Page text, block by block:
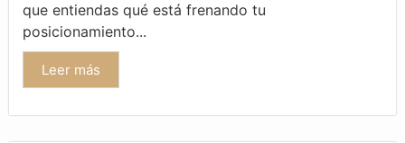
que entiendas qué está frenando tu
posicionamiento...
Leer más